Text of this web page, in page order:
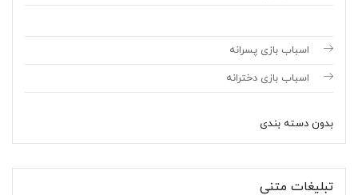
اسباب بازی پسرانه
اسباب بازی دخترانه
بدون دسته بندی
تبلیغات متنی